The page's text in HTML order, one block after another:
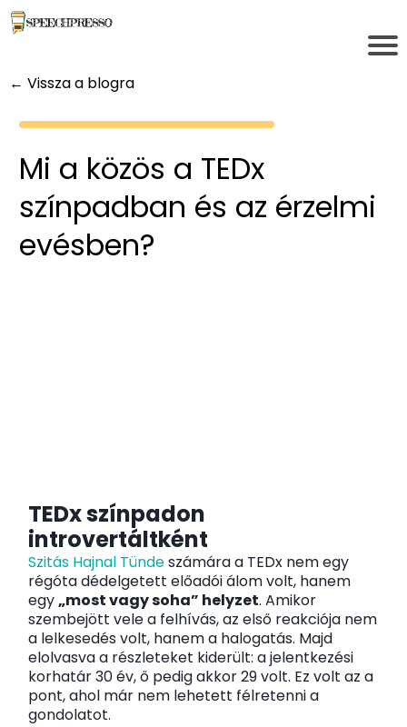
← Vissza a blogra
Mi a közös a TEDx
színpadban és az érzelmi
evésben?
TEDx színpadon
introvertáltként
Szitás Hajnal Tündeszámára a TEDx nem egy
régóta dédelgetett előadói álom volt, hanem
egy„most vagy soha” helyzet. Amikor
szembejött vele a felhívás, az első reakciója nem
a lelkesedés volt, hanem a halogatás. Majd
elolvasva a részleteket kiderült: a jelentkezési
korhatár 30 év, ő pedig akkor 29 volt. Ez volt az a
pont, ahol már nem lehetett félretenni a
gondolatot.